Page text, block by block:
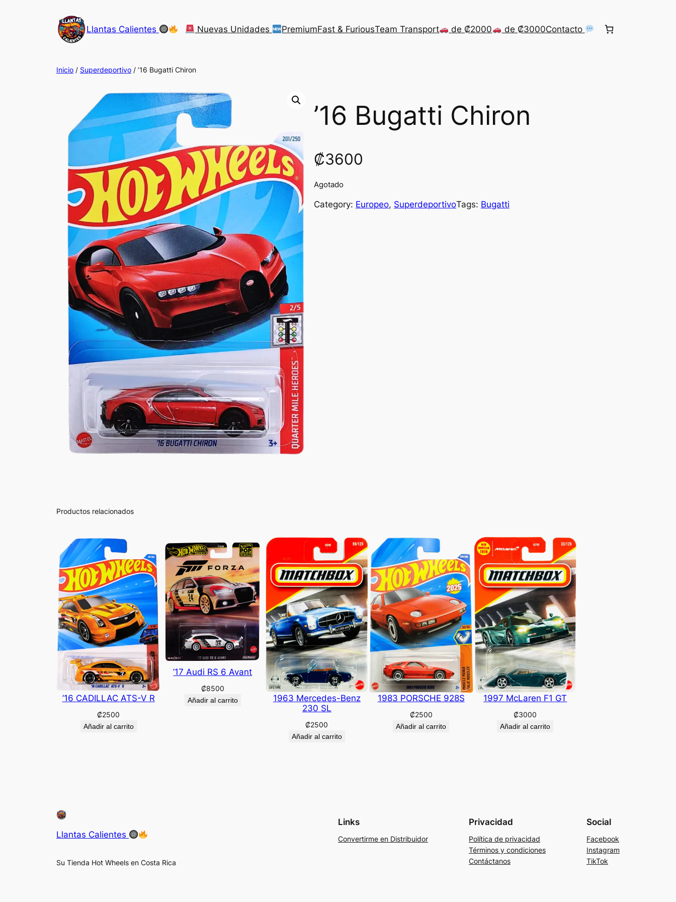
Llantas Calientes Nuevas Unidades PremiumFast & FuriousTeam Transport de ₡2000 de ₡3000Contacto
Inicio / Superdeportivo / ’16 Bugatti Chiron
’16 Bugatti Chiron
₡3600
Agotado
Category: Europeo, SuperdeportivoTags: Bugatti
Productos relacionados
’16 CADILLAC ATS-V R
₡2500
Añadir al carrito
’17 Audi RS 6 Avant
₡8500
Añadir al carrito
1963 Mercedes-Benz
230 SL
₡2500
Añadir al carrito
1983 PORSCHE 928S
₡2500
Añadir al carrito
1997 McLaren F1 GT
₡3000
Añadir al carrito
Llantas Calientes
Su Tienda Hot Wheels en Costa Rica
Links
Convertirme en Distribuidor
Privacidad
Política de privacidad
Términos y condiciones
Contáctanos
Social
Facebook
Instagram
TikTok